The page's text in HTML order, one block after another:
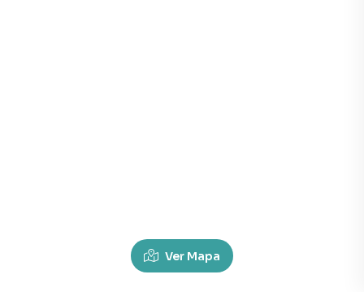
Ver Mapa